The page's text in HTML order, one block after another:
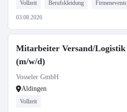
Vollzeit Berufskleidung Firmenevents
03.08.2026
Mitarbeiter Versand/Logistik
(m/w/d)
Vosseler GmbH
Aldingen
Vollzeit